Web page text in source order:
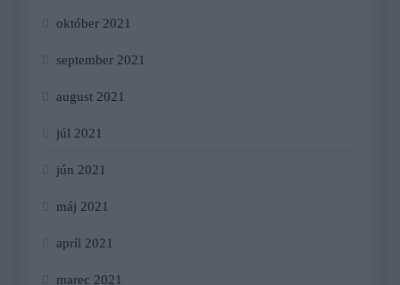
október 2021
september 2021
august 2021
júl 2021
jún 2021
máj 2021
apríl 2021
marec 2021